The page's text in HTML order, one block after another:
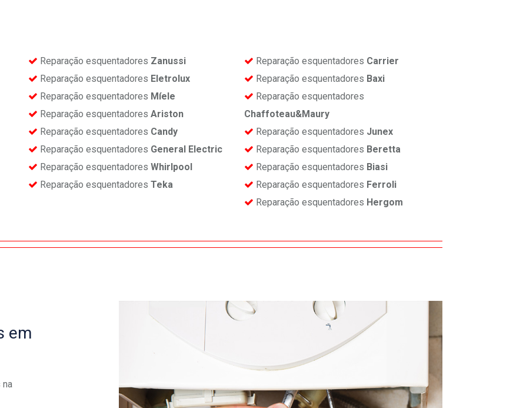
Reparação esquentadores Zanussi
Reparação esquentadores Eletrolux
Reparação esquentadores Míele
Reparação esquentadoresAriston
Reparação esquentadores Candy
Reparação esquentadores General Electric
Reparação esquentadoresWhirlpool
Reparação esquentadoresTeka
Reparação esquentadores Carrier
Reparação esquentadores Baxi
Reparação esquentadores
Chaffoteau&Maury
Reparação esquentadores Junex
Reparação esquentadores Beretta
Reparação esquentadores Biasi
Reparação esquentadores Ferroli
Reparação esquentadores Hergom
em
na